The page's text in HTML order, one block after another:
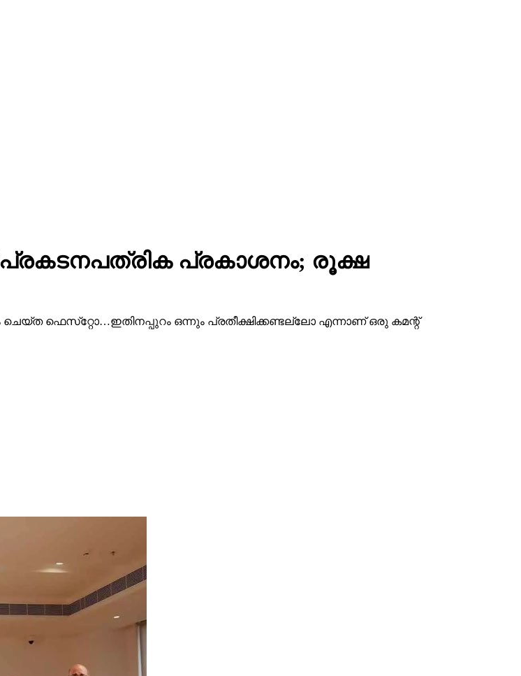
പ്രകാശനം; രൂക്ഷ
ഫെസ്‌റ്റോ…ഇതിനപ്പുറം ഒന്നും പ്രതീക്ഷിക്കണ്ടല്ലോ എന്നാണ് ഒരു കമന്റ്